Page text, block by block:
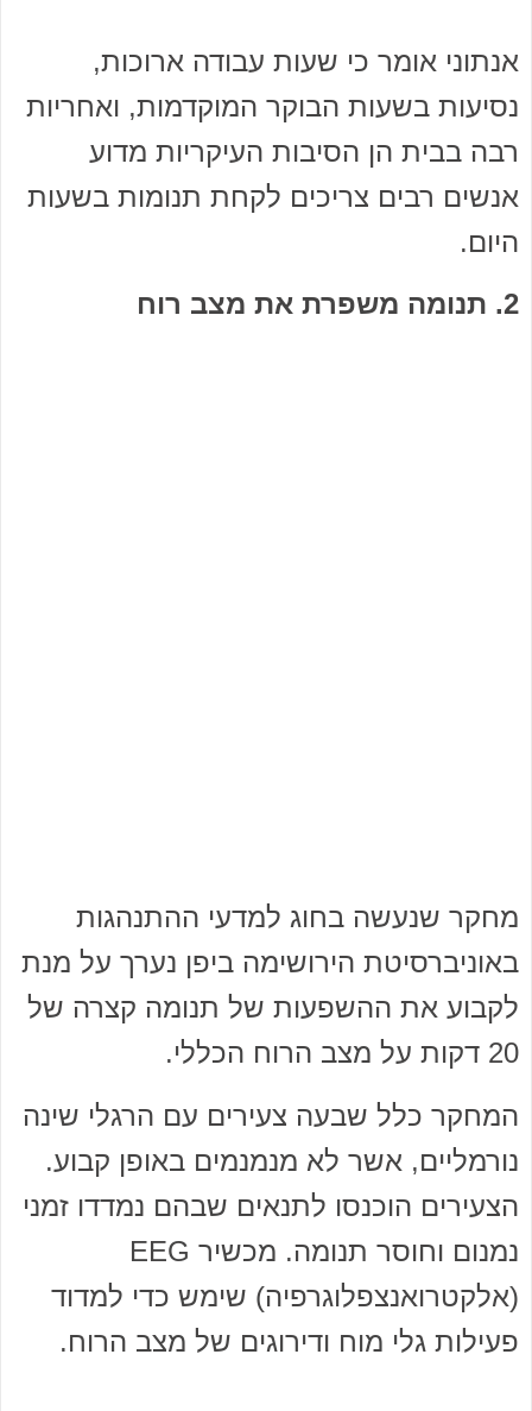
אנתוני אומר כי שעות עבודה ארוכות,
נסיעות בשעות הבוקר המוקדמות, ואחריות
רבה בבית הן הסיבות העיקריות מדוע
אנשים רבים צריכים לקחת תנומות בשעות
היום.
2. תנומה משפרת את מצב רוח
מחקר שנעשה בחוג למדעי ההתנהגות
באוניברסיטת הירושימה ביפן נערך על מנת
לקבוע את ההשפעות של תנומה קצרה של
20 דקות על מצב הרוח הכללי.
המחקר כלל שבעה צעירים עם הרגלי שינה
נורמליים, אשר לא מנמנמים באופן קבוע.
הצעירים הוכנסו לתנאים שבהם נמדדו זמני
נמנום וחוסר תנומה. מכשיר EEG
(אלקטרואנצפלוגרפיה) שימש כדי למדוד
פעילות גלי מוח ודירוגים של מצב הרוח.